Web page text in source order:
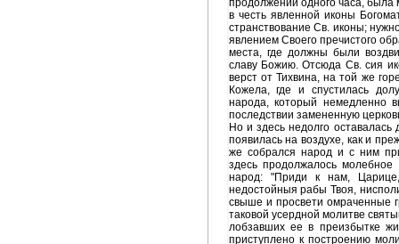
продолжении одного часа,
в честь явленной иконы
странствование Св. иконы;
явлением Своего пречистого
места, где должны были
славу Божию. Отсюда Св. сия
верст от Тихвина, на той же
Кожела, где и спустилась
народа, который немедленно
последствии замененную
Но и здесь недолго
появилась на воздухе, как и
же собрался народ и с ним
здесь продолжалось
народ: "Приди к нам,
недостойныя рабы Твоя,
свыше и просвети омраченные
таковой усердной молитве
лобзавших ее в преизбытке
приступлено к построению